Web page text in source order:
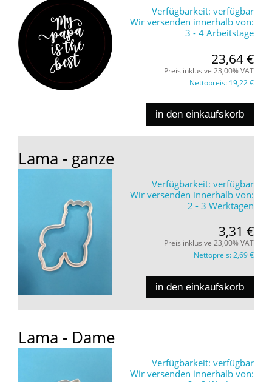
Verfügbarkeit: verfügbar
Wir versenden innerhalb von:
3 - 4 Arbeitstage
23,64 €
Preis inklusive 23,00% VAT
Nettopreis: 19,22 €
in den einkaufskorb
Lama - ganze
Verfügbarkeit: verfügbar
Wir versenden innerhalb von:
2 - 3 Werktagen
3,31 €
Preis inklusive 23,00% VAT
Nettopreis:2,69 €
in den einkaufskorb
Lama - Dame
Verfügbarkeit: verfügbar
Wir versenden innerhalb von: